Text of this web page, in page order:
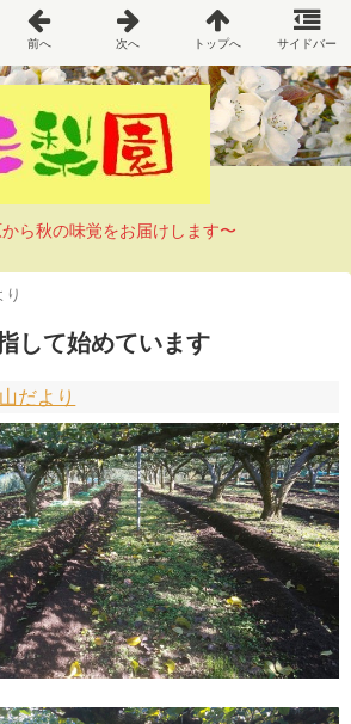
ら秋の味覚をお届けします〜
り
して始めています
だより